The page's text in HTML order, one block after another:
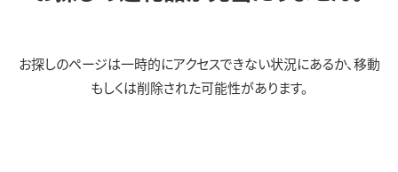
お探しのページは一時的にアクセスできない状況にあるか、移動
もしくは削除された可能性があります。